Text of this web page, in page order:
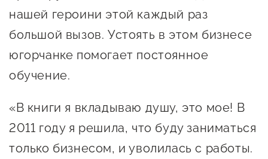
социальной сфере
О центре
Обучающие
мероприятия
Онлайн-витрина
Экскурсии на
Центр поддержки экспорта
Справочник
предпринимателя
Организации,
нашей героини этой каждый раз
большой вызов. Устоять в этом бизнесе
югорчанке помогает постоянное
обучение.
«В книги я вкладываю душу, это мое! В
2011 году я решила, что буду заниматься
только бизнесом, и уволилась с работы.